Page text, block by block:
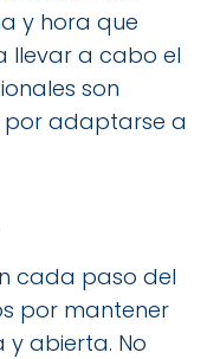
y hora que
llevar a cabo el
son
por adaptarse a
cada paso del
por mantener
abierta. No